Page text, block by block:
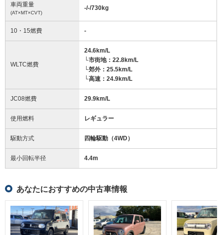
車両重量
(AT×MT×CVT)
-/-/730kg
10・15燃費 -
WLTC燃費
24.6km/L
└市街地：22.8km/L
└郊外：25.5km/L
└高速：24.9km/L
JC08燃費 29.9km/L
使用燃料 レギュラー
駆動方式 四輪駆動（4WD）
最小回転半径 4.4m
あなたにおすすめの中古車情報